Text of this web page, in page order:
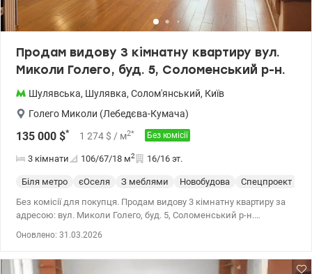
Продам видову 3 кімнатну квартиру вул.
Миколи Голего, буд. 5, Соломенський р-н.
Шулявська, Шулявка, Солом'янський, Київ
Голего Миколи (Лебедєва-Кумача)
135 000 $* 1 274 $ / м2* Без комісії
3 кімнати 106/67/18 м2 16/16 эт.
Біля метро єОселя З меблями Новобудова Спецпроект
Без комісії для покупця. Продам видову 3 кімнатну квартиру за
адресою: вул. Миколи Голего, буд. 5, Соломенський р-н.
підлоги. В квартирі виконано ремонт з якісних матеріалів, є все
Оновлено: 31.03.2026